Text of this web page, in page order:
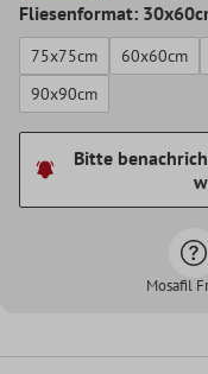
Fliesenformat:
75x75cm 60x60cm
90x90cm
Bitte
Mosafil